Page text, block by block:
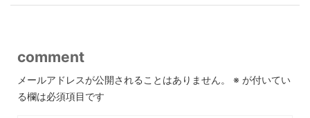
comment
メールアドレスが公開されることはありません。 ※ が付いてい
る欄は必須項目です